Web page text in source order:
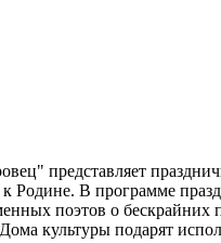
представляет
Родине. В программе
поэтов о бескрайних
культуры подарят